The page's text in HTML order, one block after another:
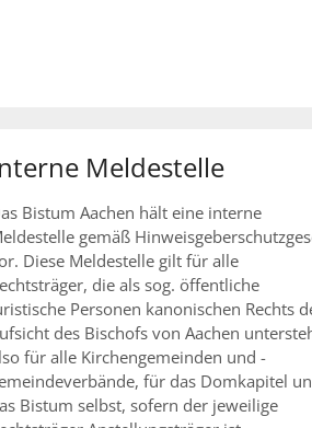
Meldestelle
Bistum Aachen hält eine interne
gemäß
Diese Meldestelle gilt für alle
die als sog. öffentliche
Personen kanonischen Rechts
des Bischofs von Aachen
für alle Kirchengemeinden und -
für das Domkapitel
Bistum selbst, sofern der jeweilige